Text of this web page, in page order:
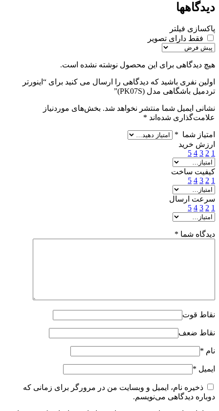
دیدگاهها
پاکسازی فیلتر
فقط دارای تصویر
هیچ دیدگاهی برای این محصول نوشته نشده است.
اولین نفری باشید که دیدگاهی را ارسال می کنید برای “اینورتر
تردمیل باشگاهی مدل (PK07S)”
نشانی ایمیل شما منتشر نخواهد شد. بخش‌های موردنیاز
علامت‌گذاری شده‌اند *
امتیاز شما *
ارزش خرید
1
2
3
4
5
کیفیت ساخت
1
2
3
4
5
سرعت ارسال
1
2
3
4
5
دیدگاه شما *
نقاط قوت
نقاط ضعف
نام *
ایمیل *
ذخیره نام، ایمیل و وبسایت من در مرورگر برای زمانی که
دوباره دیدگاهی می‌نویسم.